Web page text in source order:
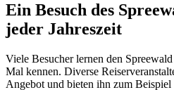
Ein Besuch des
jeder Jahreszeit
Viele Besucher lernen den
Mal kennen. Diverse
Angebot und bieten ihn zum